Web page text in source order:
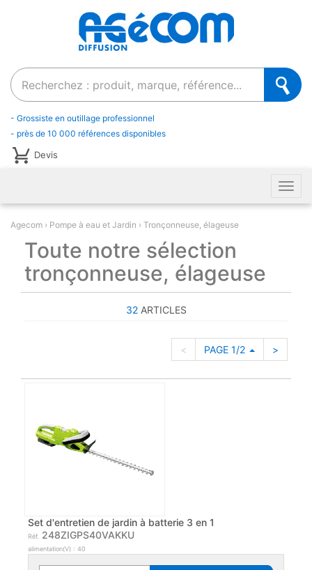
Recherche
- Grossiste en outillage professionnel
- près de 10 000 références disponibles
Devis
Agecom Pompe à eau et Jardin Tronçonneuse, élageuse
Toute notre sélection
tronçonneuse, élageuse
32ARTICLES
< PAGE 1/2 >
Set d'entretien de jardin à batterie 3 en 1
Réf. 248ZIGPS40VAKKU
alimentation(V) : 40